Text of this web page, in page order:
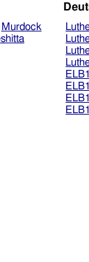
Murdock